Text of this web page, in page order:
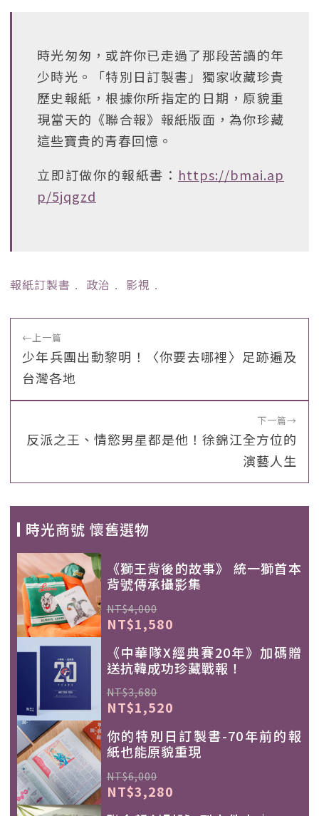
時光匆匆，或許你已走過了那段苦讀的年
少時光。「特別日訂製書」獨家收藏珍貴
歷史報紙，根據你所指定的日期，原貌重
現當天的《聯合報》報紙版面，為你珍藏
這些寶貴的青春回憶。
立即訂做你的報紙書： https://bmai.ap
p/5jqgzd
報紙訂製書 ﹒ 政治 ﹒ 影視 ﹒
←上一篇
少年兵團出動黎明！〈你要去哪裡〉足跡遍及
台灣各地
下一篇→
反派之王、情慾男星都是他！徐錦江全方位的
演藝人生
時光商號 懷舊選物
《獅王背後的故事》 統一獅首本
背號傳承攝影集
NT$4,000
NT$1,580
《中華隊X經典賽20年》加碼贈
送抗韓成功珍藏戰報！
NT$3,680
NT$1,520
你的特別日訂製書-70年前的報
紙也能原貌重現
NT$6,000
NT$3,280